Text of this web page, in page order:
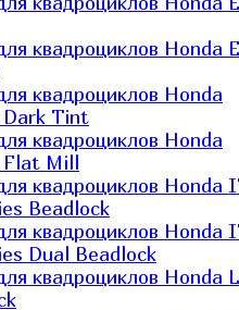
квадроциклов Honda
квадроциклов Honda
Dark Tint
квадроциклов Honda
Flat Mill
квадроциклов Honda
Beadlock
квадроциклов Honda
Dual Beadlock
квадроциклов Honda